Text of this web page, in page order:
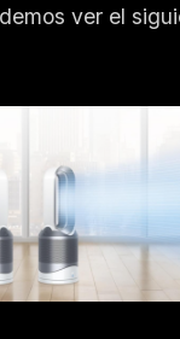
ver el